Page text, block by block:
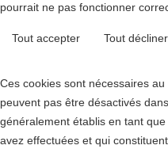
pourrait ne pas fonctionner
Tout accepter Tout décliner
Ces cookies sont nécessaires
peuvent pas être désactivés
généralement établis en tant
avez effectuées et qui